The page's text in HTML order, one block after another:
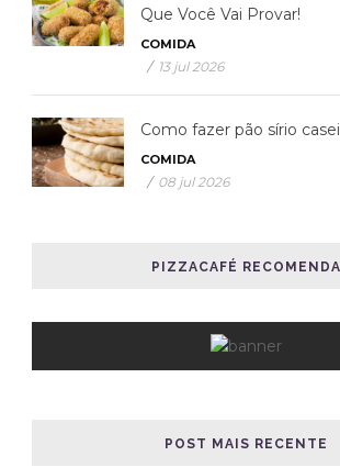
Que Você Vai Provar!
COMIDA
/ 13 jul 2026
Como fazer pão sírio
COMIDA
/ 08 jul 2026
PIZZACAFÉ RECOMENDA
POST MAIS RECENTE